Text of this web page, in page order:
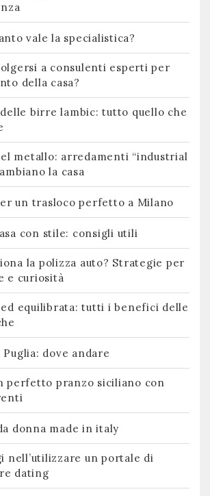
vale la specialistica?
a consulenti esperti per
della casa?
delle birre lambic: tutto quello che
metallo: arredamenti “industrial
la casa
un trasloco perfetto a Milano
con stile: consigli utili
la polizza auto? Strategie per
e curiosità
ed equilibrata: tutti i benefici delle
dove andare
perfetto pranzo siciliano con
donna made in italy
nell’utilizzare un portale di
dating